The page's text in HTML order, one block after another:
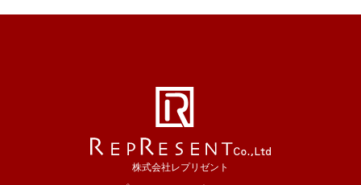
株式会社レプリゼント